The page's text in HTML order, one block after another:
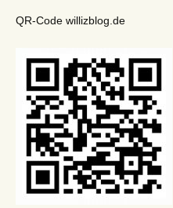
QR-Code willizblog.de